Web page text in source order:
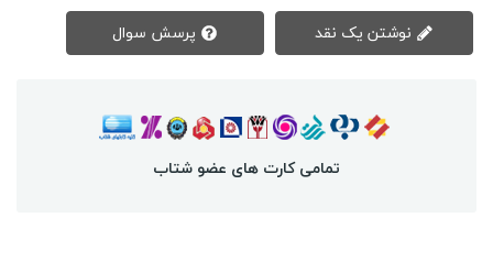
تمامی کارت های عضو شتاب